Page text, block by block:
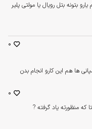
بتونه بتل رویال یا مولتی پلیر
ها هم این کارو انجام بدن
0
منظورته یاد گرفته ?
0